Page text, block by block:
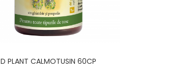
D PLANT CALMOTUSIN 60CP